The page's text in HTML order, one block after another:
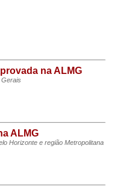
na ALMG
ALMG
Horizonte e região Metropolitana